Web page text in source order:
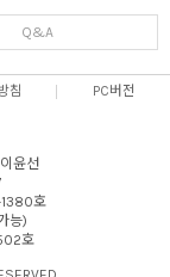
Q&A
침 PC버전
윤선
호
능)
호